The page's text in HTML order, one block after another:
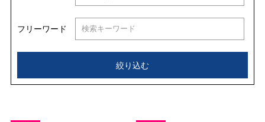
フリーワード
絞り込む